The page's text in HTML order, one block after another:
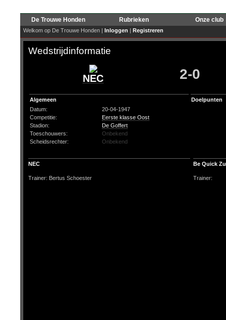
De Trouwe Honden Rubrieken Onze club
Welkom op De Trouwe Honden | Inloggen | Registreren
Wedstrijdinformatie
NEC 2-0
Algemeen
Datum:
20-04-1947
Competitie:
Eerste klasse Oost
Stadion:
De Goffert
Toeschouwers:
Onbekend
Scheidsrechter:
Onbekend
Doelpunten
NEC Be Quick
Trainer: Bertus Schoester Trainer: